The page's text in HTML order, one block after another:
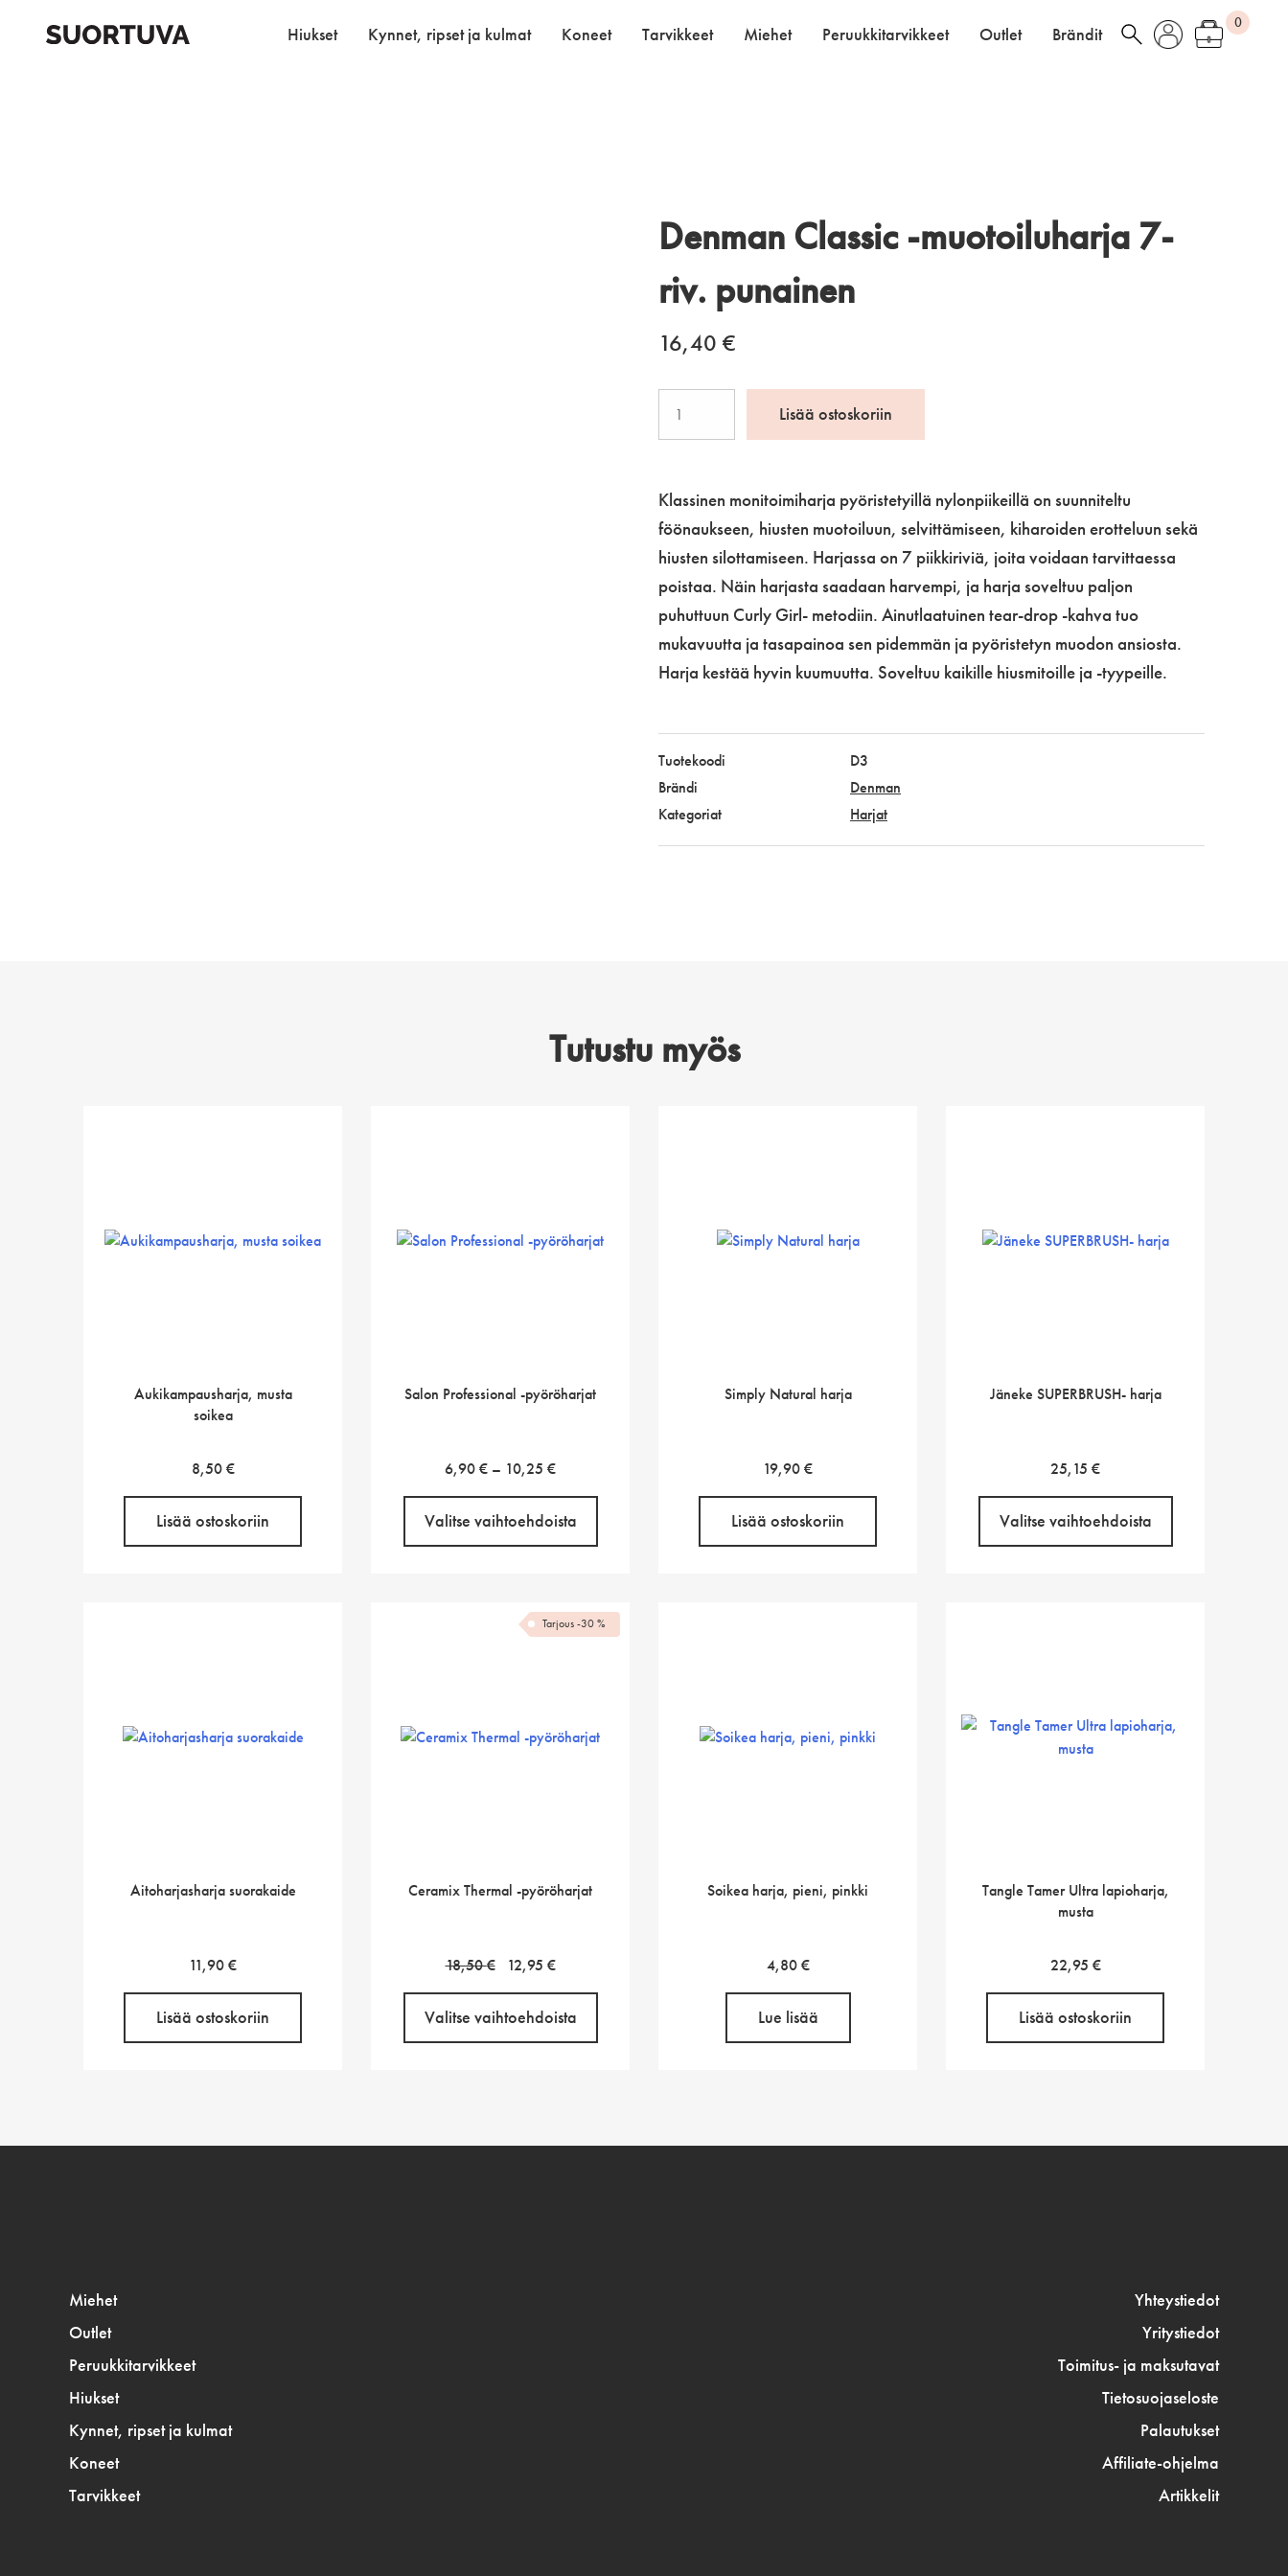
Hiukset Kynnet, ripset ja kulmat Koneet Tarvikkeet Miehet Peruukkitarvikkeet Outlet Brändit
0
Denman Classic -muotoiluharja 7-
riv. punainen
16,40 €
muotoiluharja
7-
riv.
punainen
määrä
Lisää ostoskoriin
Klassinen monitoimiharja pyöristetyillä nylonpiikeillä on suunniteltu
föönaukseen, hiusten muotoiluun, selvittämiseen, kiharoiden erotteluun sekä
hiusten silottamiseen. Harjassa on 7 piikkiriviä, joita voidaan tarvittaessa
poistaa. Näin harjasta saadaan harvempi, ja harja soveltuu paljon
puhuttuun Curly Girl- metodiin. Ainutlaatuinen tear-drop -kahva tuo
mukavuutta ja tasapainoa sen pidemmän ja pyöristetyn muodon ansiosta.
Harja kestää hyvin kuumuutta. Soveltuu kaikille hiusmitoille ja -tyypeille.
Tuotekoodi
D3
Brändi
Denman
Kategoriat
Harjat
Tutustu myös
Aukikampausharja, musta
soikea
8,50€
Lisää ostoskoriin
Salon Professional -pyöröharjat
6,90€ – 10,25 €Hintaluokka:
-
Valitse vaihtoehdoista
Simply Natural harja
19,90€
Lisää ostoskoriin
Jäneke SUPERBRUSH- harja
25,15 €
Valitse vaihtoehdoista
Aitoharjasharja suorakaide
11,90€
Lisää ostoskoriin
Ceramix Thermal -pyöröharjat
18,50€
Alkuperäinen
oli:
12,95 €
on:
Valitse vaihtoehdoista
Tarjous -30 %
Soikea harja, pieni, pinkki
4,80€
Lue lisää
Tangle Tamer Ultra lapioharja,
musta
22,95 €
Lisää ostoskoriin
Miehet
Outlet
Peruukkitarvikkeet
Hiukset
Kynnet, ripset ja kulmat
Koneet
Tarvikkeet
Yhteystiedot
Yritystiedot
Toimitus- ja maksutavat
Tietosuojaseloste
Palautukset
Affiliate-ohjelma
Artikkelit